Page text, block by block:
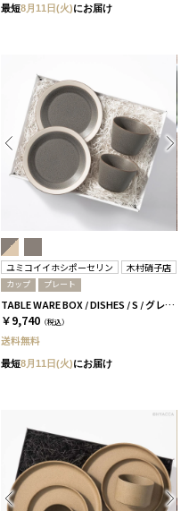
最短8月11日(火)にお届け
ユミコイイホシポーセリン 木村硝子店
カップ プレート
TABLE WARE BOX / DISHES / S / グレー［イイホシユミコ×木村硝子店］
￥9,740 （税込）
送料無料
最短8月11日(火)にお届け